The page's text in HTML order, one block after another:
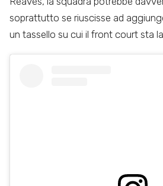
soprattutto se riuscisse ad
un tassello su cui il front court sta